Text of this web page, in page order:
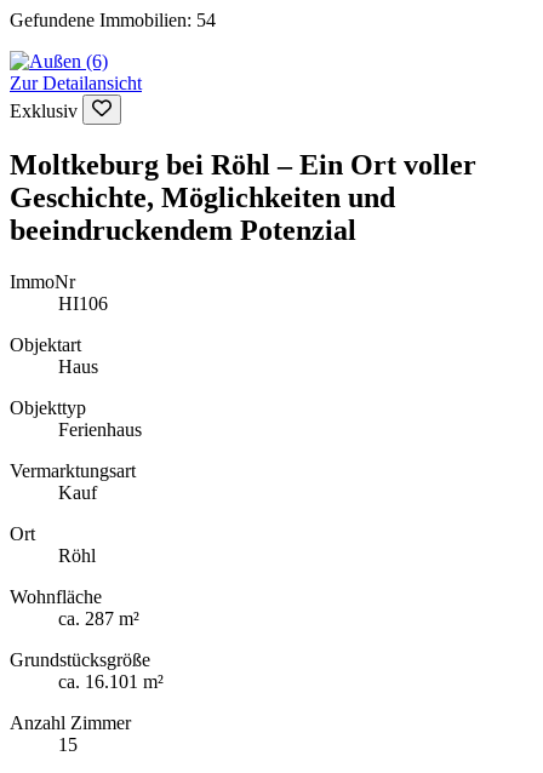
Gefundene Immobilien: 54
Zur Detailansicht
Exklusiv
Moltkeburg bei Röhl – Ein Ort voller
Geschichte, Möglichkeiten und
beeindruckendem Potenzial
ImmoNr
HI106
Objektart
Haus
Objekttyp
Ferienhaus
Vermarktungsart
Kauf
Ort
Röhl
Wohnfläche
ca. 287 m²
Grundstücksgröße
ca. 16.101 m²
Anzahl Zimmer
15